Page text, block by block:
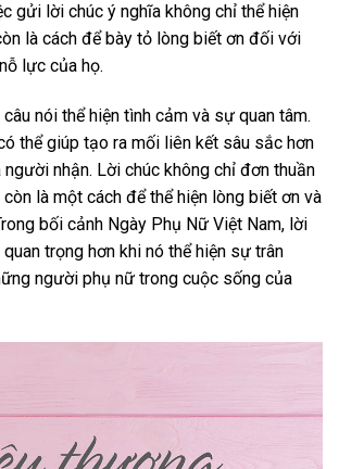
gửi lời chúc ý nghĩa không chỉ thể hiện
là cách để bày tỏ lòng biết ơn đối với
lực của họ.
nói thể hiện tình cảm và sự quan tâm.
thể giúp tạo ra mối liên kết sâu sắc hơn
nhận. Lời chúc không chỉ đơn thuần
còn là một cách để thể hiện lòng biết ơn và
bối cảnh Ngày Phụ Nữ Việt Nam, lời
trọng hơn khi nó thể hiện sự trân
người phụ nữ trong cuộc sống của